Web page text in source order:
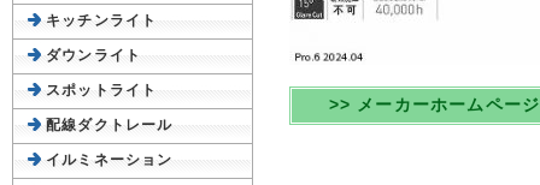
>> メーカーホームペー
キッチンライト
ダウンライト
スポットライト
配線ダクトレール
イルミネーション